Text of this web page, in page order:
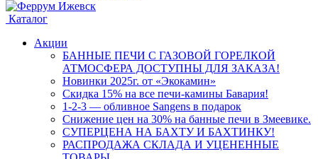
Каталог
Акции
БАННЫЕ ПЕЧИ С ГАЗОВОЙ ГОРЕЛКОЙ
АТМОСФЕРА ДОСТУПНЫ ДЛЯ ЗАКАЗА!
Новинки 2025г. от «Экокамин»
Скидка 15% на все печи-камины Бавария!
1-2-3 — обливное Sangens в подарок
Снижение цен на 30% на банные печи в Змеевике.
СУПЕРЦЕНА НА БАХТУ И БАХТИНКУ!
РАСПРОДАЖА СКЛАДА И УЦЕНЕННЫЕ